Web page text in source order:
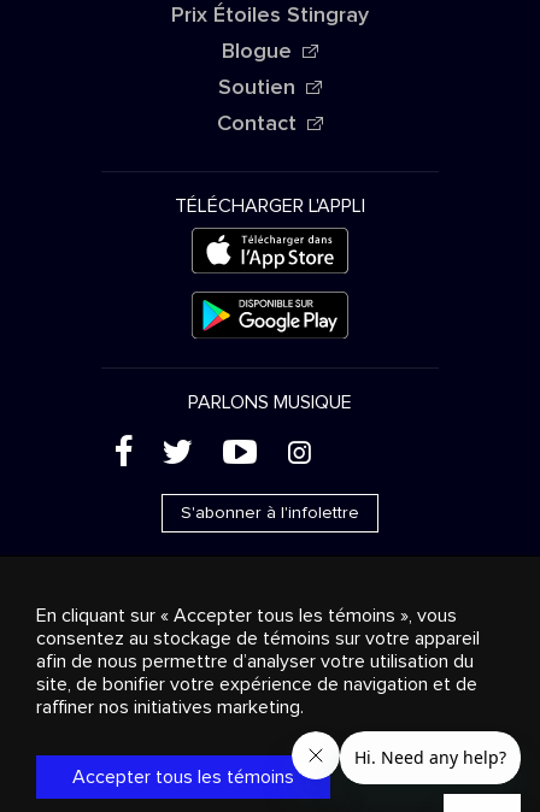
Prix Étoiles Stingray
Blogue
Soutien
Contact
TÉLÉCHARGER L'APPLI
PARLONS MUSIQUE
( ' + &
S'abonner à l'infolettre
Ventes publicitaires
Diffusion & distribution
Consommateurs
Solutions d’affaires Radio
propos
Cookies settings
© 2018-2025 Groupe Stingray Inc. Tous droits réservés.
, VOS AMBIANCES MUSICALES
et les autres
marques et logos reliés sont des marques de commerce du
Groupe Stingray au Canada, aux États-Unis et dans les autres
En cliquant sur « Accepter tous les témoins », vous
consentez au stockage de témoins sur votre appareil
afin de nous permettre d’analyser votre utilisation du
site, de bonifier votre expérience de navigation et de
raffiner nos initiatives marketing.
Accepter tous les témoins